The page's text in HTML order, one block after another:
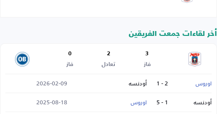
أخر لقاءات جمعت الفريقين
3
فاز
2
تعادل
0
فاز
اوروس 2 - 1 أودنسه
2026-02-09
أودنسه
1 - 5 اوروس
2025-08-18